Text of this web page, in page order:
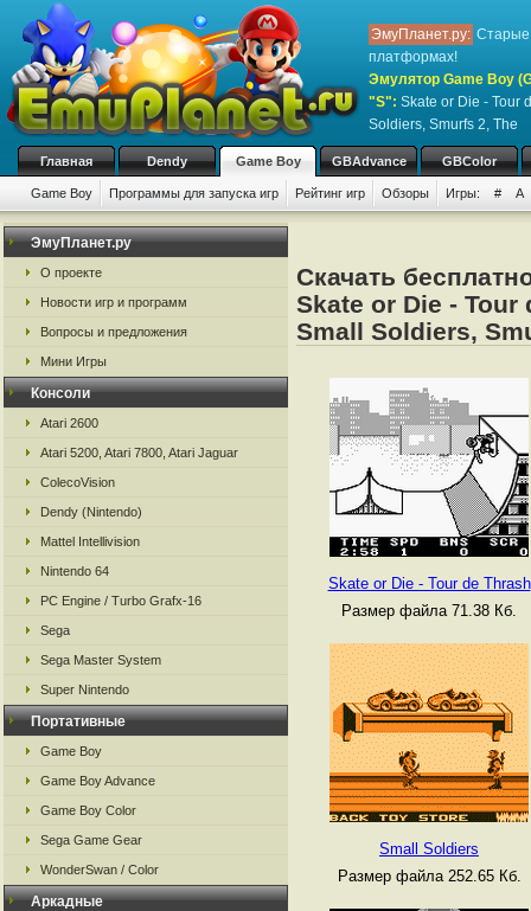
ЭмуПланет.ру: Старые
платформах!
Эмулятор Game Boy
"S": Skate or Die - Tour
Soldiers, Smurfs 2, The
Главная Dendy Game Boy GBAdvance GBColor
Game Boy Программы для запуска игр Рейтинг игр Обзоры Игры: # A
ЭмуПланет.ру
О проекте
Новости игр и программ
Вопросы и предложения
Мини Игры
Консоли
Atari 2600
Atari 5200, Atari 7800, Atari Jaguar
ColecoVision
Dendy (Nintendo)
Mattel Intellivision
Nintendo 64
PC Engine / Turbo Grafx-16
Sega
Sega Master System
Super Nintendo
Портативные
Game Boy
Game Boy Advance
Game Boy Color
Sega Game Gear
WonderSwan / Color
Аркадные
Скачать
Skate or Die - Tour
Small Soldiers,
Skate or Die - Tour de Thrash
Размер файла 71.38 Кб.
Small Soldiers
Размер файла 252.65 Кб.